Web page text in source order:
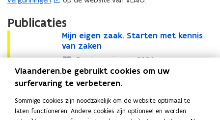
e
i
n
n
e
Publicaties
j
n
e
i
g
e
n
Mijn eigen zaak. Starten met kennis
van zaken
M
i
j
n
e
i
g
e
Brochure • januari 2026
Meer info
e
c
p
e
Sectorspecifieke vergunningen (VLAIO)
e
c
S
e
o
p
Sector-overschrijdende vergunningen (VLAIO)
S
e
Vlaanderen.be gebruikt cookies om uw
surfervaring te verbeteren.
Sommige cookies zijn noodzakelijk om de website optimaal te
laten functioneren. Andere cookies zijn optioneel en worden